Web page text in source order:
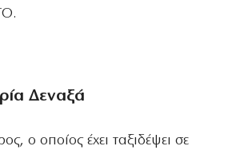
Δεναξά
ο οποίος έχει ταξιδέψει σε